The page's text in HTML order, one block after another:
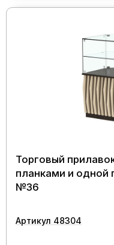
Торговый
планками и
№36
Артикул 48304